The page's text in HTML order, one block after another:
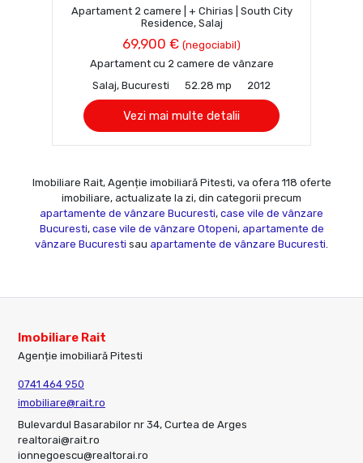
Apartament 2 camere | + Chirias | South City
Residence, Salaj
69,900 € (negociabil)
Apartament cu 2 camere de vânzare
Salaj, Bucuresti
52.28 mp 2012
Vezi mai multe detalii
Imobiliare Rait, Agenție imobiliară Pitesti, va ofera 118 oferte
imobiliare, actualizate la zi, din categorii precum
apartamente de vânzare Bucuresti, case vile de vânzare
Bucuresti, case vile de vânzare Otopeni, apartamente de
vânzare Bucuresti sau apartamente de vânzare Bucuresti
Imobiliare Rait
Agenție imobiliară Pitesti
0741 464 950
imobiliare@rait.ro
Bulevardul Basarabilor nr 34, Curtea de Arges
realtorai@rait.ro
ionnegoescu@realtorai.ro